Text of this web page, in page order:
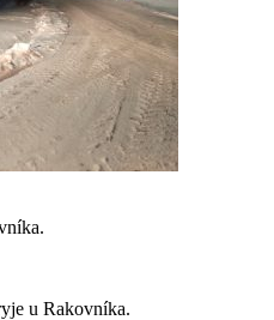
u Rakovníka.